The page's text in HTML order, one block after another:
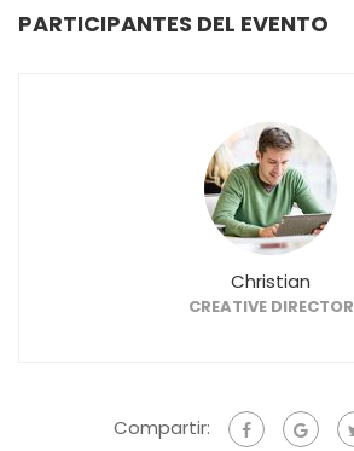
PARTICIPANTES DEL EVENTO
Christian
CREATIVE DIRECTOR
Compartir: